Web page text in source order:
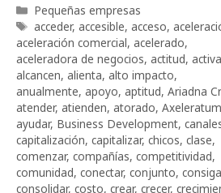
Categorías
Pequeñas empresas
Etiquetas
acceder, accesible, acceso,
aceleración comercial, acelerado,
aceleradora de negocios, actitud,
alcancen, alienta, alto impacto,
anualmente, apoyo, aptitud, Ariadna
atender, atienden, atorado, Axeleratum
ayudar, Business Development,
capitalización, capitalizar, chicos, clase,
comenzar, compañías, competitividad,
comunidad, conectar, conjunto,
consolidar, costo, crear, crecer,